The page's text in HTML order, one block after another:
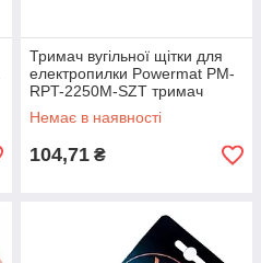
Тримач вугільної щітки для
електропилки Powermat PM-
RPT-2250M-SZT тримач
щітки для пилки комплект 2
штуки
Немає в наявності
104,71 ₴